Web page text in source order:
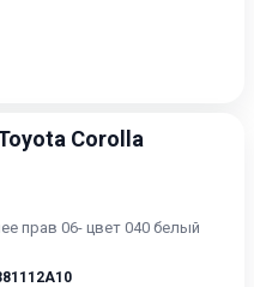
Corolla
прав 06- цвет 040 белый